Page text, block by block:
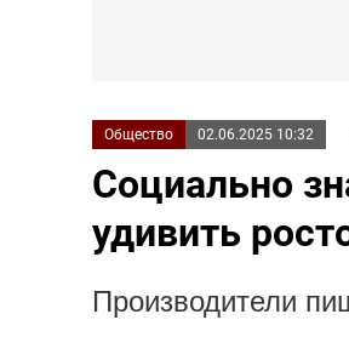
Общество 02.06.2025 10:32
Социально
удивить
Производители